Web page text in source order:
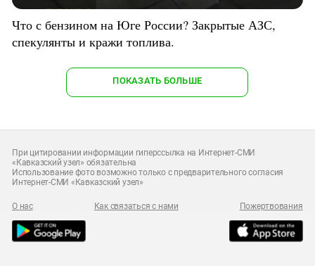
Что с бензином на Юге России? Закрытые АЗС,
спекулянты и кражи топлива.
ПОКАЗАТЬ БОЛЬШЕ
При цитировании информации гиперссылка на Интернет-СМИ
«Кавказский узел» обязательна
Использование фото возможно только с предварительного согласия
Интернет-СМИ «Кавказский узел»
О нас Как связаться с нами Пожертвования